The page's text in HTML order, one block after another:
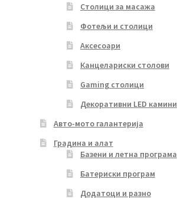
Столици за масажа
Фотељи и столици
Аксесоари
Канцелариски столови
Gaming столици
Декоративни LED камини
Авто-мото галантерија
Градина и алат
Базени и летна програма
Батериски програм
Додатоци и разно